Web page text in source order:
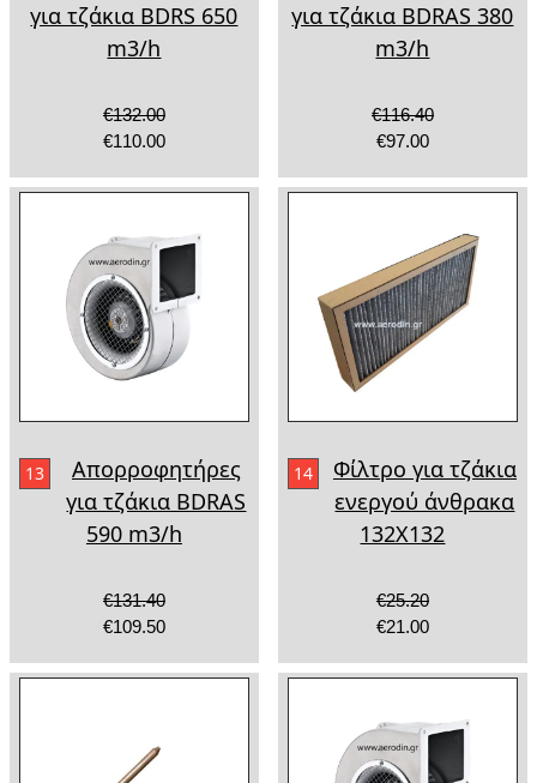
για τζάκια BDRS 650
m3/h
€132.00
€110.00
για τζάκια BDRAS 380
m3/h
€116.40
€97.00
13
Απορροφητήρες
για τζάκια BDRAS
590 m3/h
€131.40
€109.50
14
Φίλτρο για τζάκια
ενεργού άνθρακα
132Χ132
€25.20
€21.00